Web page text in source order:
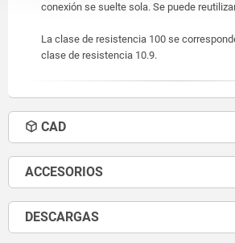
conexión se suelte sola. Se puede
La clase de resistencia 100 se
clase de resistencia 10.9.
CAD
ACCESORIOS
DESCARGAS